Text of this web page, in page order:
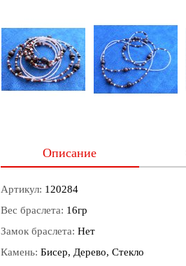
Описание
Артикул: 120284
Вес браслета: 16гр
Замок браслета: Нет
Камень: Бисер, Дерево, Стекло